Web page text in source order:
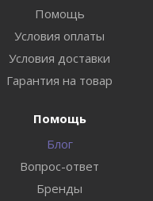
Помощь
Условия оплаты
Условия доставки
Гарантия на товар
Помощь
Блог
Вопрос-ответ
Бренды